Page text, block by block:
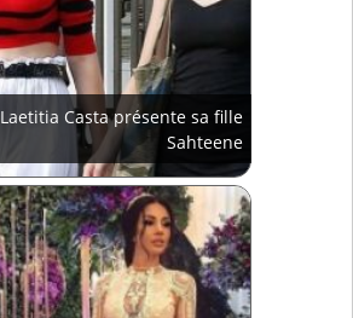
Laetitia Casta présente sa fille
Sahteene